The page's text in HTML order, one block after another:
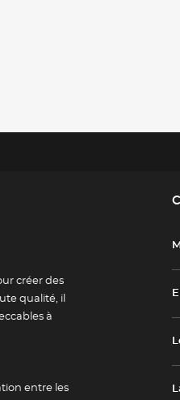
créer des
qualité, il
à
entre les